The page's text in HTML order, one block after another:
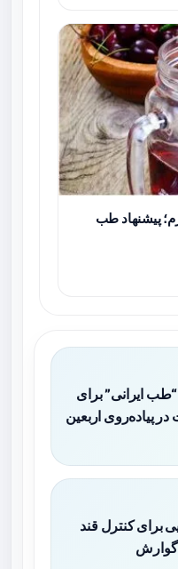
پیشنهاد طب
ایرانی” برای
پیاده‌روی اربعین
برای کنترل قند
گوارش